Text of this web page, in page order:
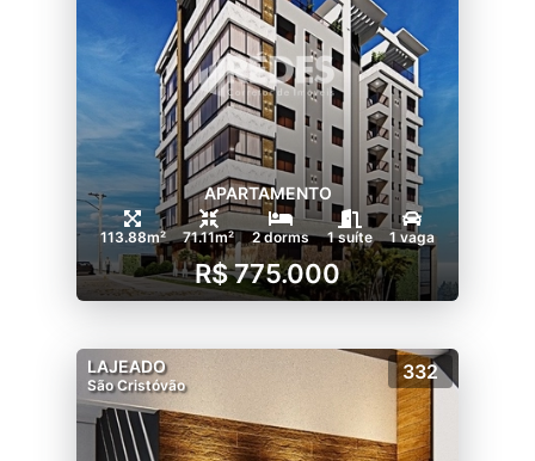
APARTAMENTO
113.88m² 71.11m² 2 dorms 1 suíte 1 vaga
R$ 775.000
LAJEADO
São Cristóvão
332